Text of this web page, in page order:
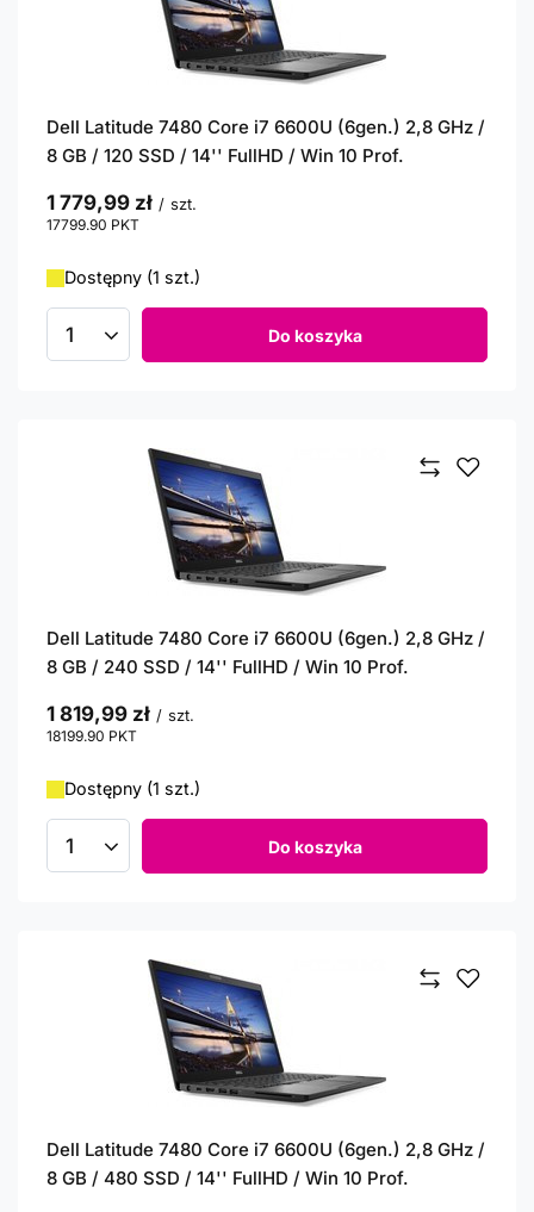
Dell Latitude 7480 Core i7 6600U (6gen.) 2,8 GHz /
8 GB / 120 SSD / 14'' FullHD / Win 10 Prof.
1 779,99 zł / szt.
17799.90 PKT
Dostępny (1 szt.)
Ilość produktów Do koszyka
Dell Latitude 7480 Core i7 6600U (6gen.) 2,8 GHz /
8 GB / 240 SSD / 14'' FullHD / Win 10 Prof.
1 819,99 zł / szt.
18199.90 PKT
Dostępny (1 szt.)
Ilość produktów Do koszyka
Dell Latitude 7480 Core i7 6600U (6gen.) 2,8 GHz /
8 GB / 480 SSD / 14'' FullHD / Win 10 Prof.